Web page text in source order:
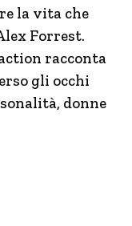
la vita che
Forrest.
racconta
gli occhi
donne